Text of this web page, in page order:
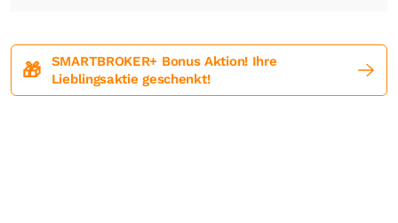
🎁
SMARTBROKER+ Bonus Aktion! Ihre
Lieblingsaktie geschenkt!